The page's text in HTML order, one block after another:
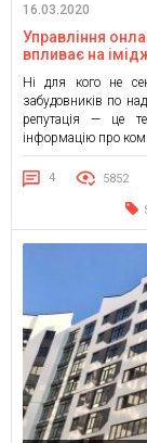
16.03.2020
Управління
впливає на
Ні для кого не
забудовників по
репутація — це
інформацію про
квартир в
співпрацювати з
4 5852